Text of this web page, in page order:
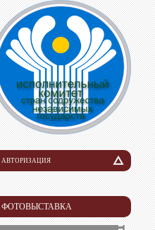
АВТОРИЗАЦИЯ
Логин
Пароль
ФОТОВЫСТАВКА